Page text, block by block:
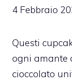
4 Febbraio
Questi
ogni amante
cioccolato